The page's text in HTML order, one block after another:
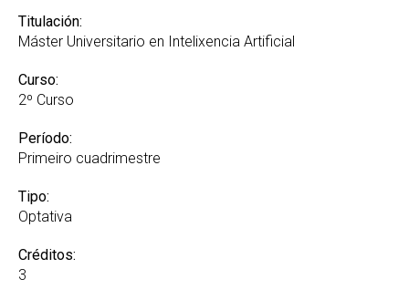
Titulación:
Máster Universitario en Intelixencia Artificial
Curso:
2º Curso
Período:
Primeiro cuadrimestre
Tipo:
Optativa
Créditos:
3